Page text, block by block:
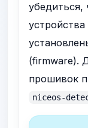
убедиться,
(firmware).
прошивок
niceos-